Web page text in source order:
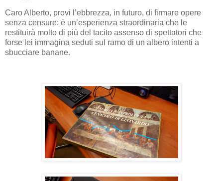
Caro Alberto, provi l’ebbrezza, in futuro, di firmare opere
senza censure: è un’esperienza straordinaria che le
restituirà molto di più del tacito assenso di spettatori che
forse lei immagina seduti sul ramo di un albero intenti a
sbucciare banane.